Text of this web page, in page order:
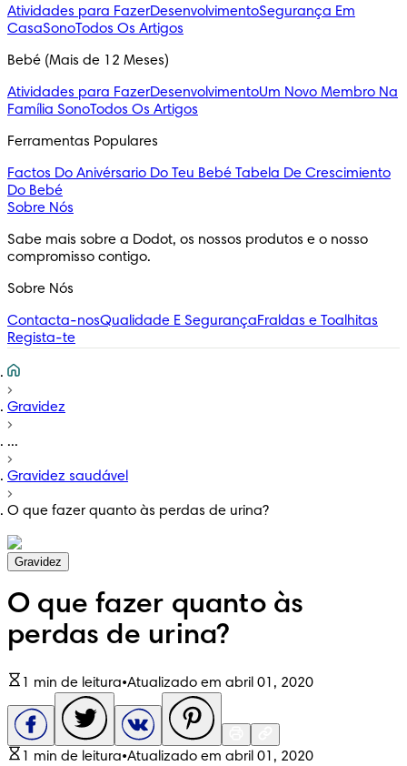
Atividades para FazerDesenvolvimentoSegurança Em
CasaSonoTodos Os Artigos
Bebé (Mais de 12 Meses)
Atividades para FazerDesenvolvimentoUm Novo Membro Na
Família SonoTodos Os Artigos
Ferramentas Populares
Factos Do Anivérsario Do Teu Bebé Tabela De Crescimiento
Do Bebé
Sobre Nós
Sabe mais sobre a Dodot, os nossos produtos e o nosso
compromisso contigo.
Sobre Nós
Contacta-nosQualidade E SegurançaFraldas e Toalhitas
Regista-te
Gravidez
...
Gravidez saudável
O que fazer quanto às perdas de urina?
Gravidez
O que fazer quanto às
perdas de urina?
1 min de leitura•Atualizado em abril 01, 2020
1 min de leitura•Atualizado em abril 01, 2020